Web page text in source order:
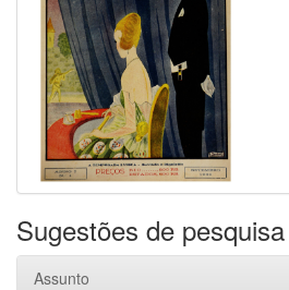
Sugestões de pesquisa
Assunto